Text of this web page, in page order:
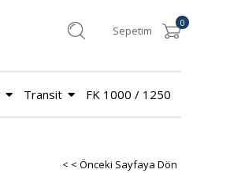
Sepetim
0
Transit FK 1000 / 1250
< < Önceki Sayfaya Dön